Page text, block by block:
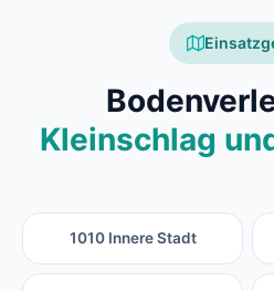
Kleinschlag
1010 Innere Stadt